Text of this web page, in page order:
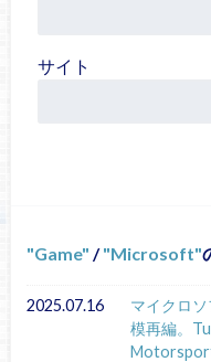
サイト
Game / Microsoft
2025.07.16
マイクロ
模再編。